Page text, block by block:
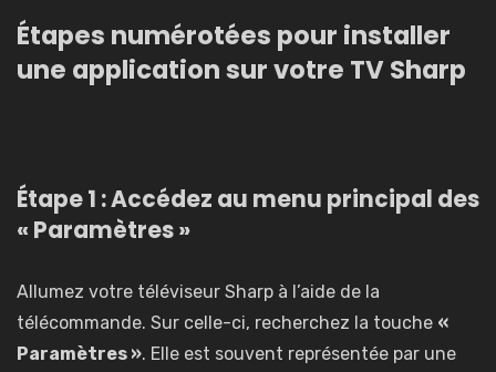
Étapes numérotées pour installer
une application sur votre TV Sharp
Étape 1 : Accédez au menu principal des
« Paramètres »
Allumez votre téléviseur Sharp à l’aide de la
télécommande. Sur celle-ci, recherchez la touche «
Paramètres ». Elle est souvent représentée par une